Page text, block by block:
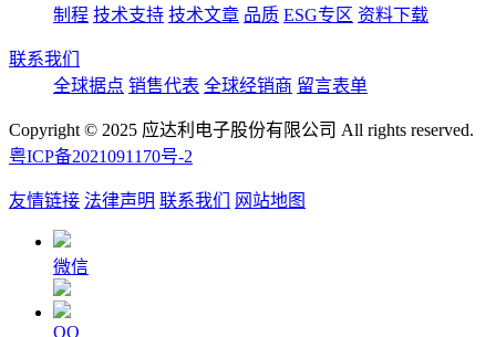
制程 技术支持 技术文章 品质 ESG专区 资料下载
联系我们
全球据点 销售代表 全球经销商 留言表单
Copyright © 2025 应达利电子股份有限公司 All rights reserved.
粤ICP备2021091170号-2
友情链接 法律声明 联系我们 网站地图
微信
QQ